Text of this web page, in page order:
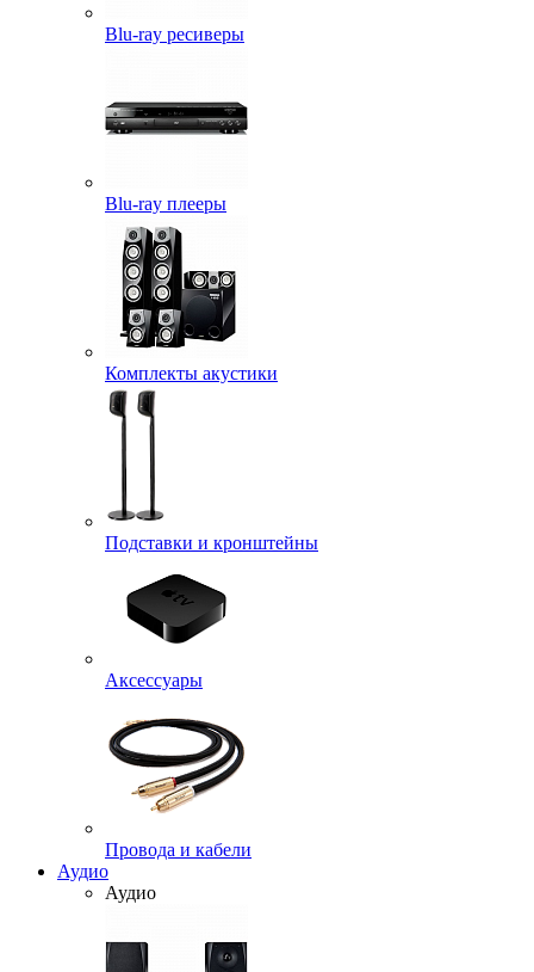
Blu-ray ресиверы
Blu-ray плееры
Комплекты акустики
Подставки и кронштейны
Аксессуары
Провода и кабели
Аудио
Аудио